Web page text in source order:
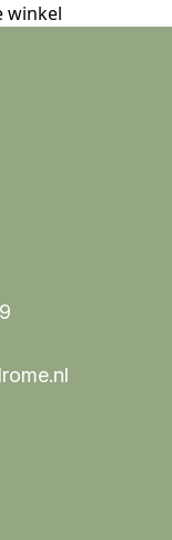
winkel